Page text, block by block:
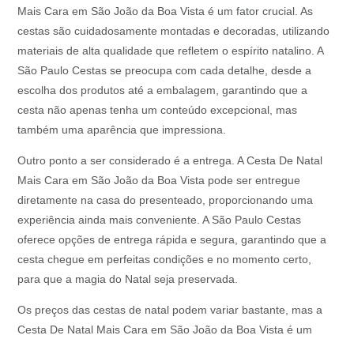
Mais Cara em São João da Boa Vista é um fator crucial. As
cestas são cuidadosamente montadas e decoradas, utilizando
materiais de alta qualidade que refletem o espírito natalino. A
São Paulo Cestas se preocupa com cada detalhe, desde a
escolha dos produtos até a embalagem, garantindo que a
cesta não apenas tenha um conteúdo excepcional, mas
também uma aparência que impressiona.
Outro ponto a ser considerado é a entrega. A Cesta De Natal
Mais Cara em São João da Boa Vista pode ser entregue
diretamente na casa do presenteado, proporcionando uma
experiência ainda mais conveniente. A São Paulo Cestas
oferece opções de entrega rápida e segura, garantindo que a
cesta chegue em perfeitas condições e no momento certo,
para que a magia do Natal seja preservada.
Os preços das cestas de natal podem variar bastante, mas a
Cesta De Natal Mais Cara em São João da Boa Vista é um